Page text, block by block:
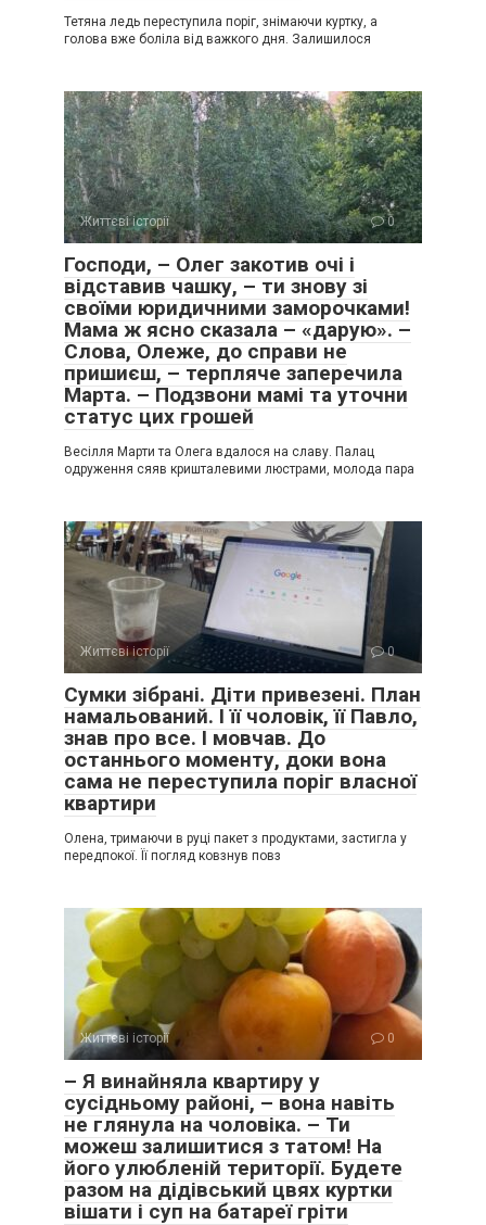
Тетяна ледь переступила поріг, знімаючи куртку, а
голова вже боліла від важкого дня. Залишилося
Життєві історії 0
Господи, – Олег закотив очі і
відставив чашку, – ти знову зі
своїми юридичними заморочками!
Мама ж ясно сказала – «дарую». –
Слова, Олеже, до справи не
пришиєш, – терпляче заперечила
Марта. – Подзвони мамі та уточни
статус цих грошей
Весілля Марти та Олега вдалося на славу. Палац
одруження сяяв кришталевими люстрами, молода пара
Життєві історії 0
Сумки зібрані. Діти привезені. План
намальований. І її чоловік, її Павло,
знав про все. І мовчав. До
останнього моменту, доки вона
сама не переступила поріг власної
квартири
Олена, тримаючи в руці пакет з продуктами, застигла у
передпокої. Її погляд ковзнув повз
Життєві історії 0
– Я винайняла квартиру у
сусідньому районі, – вона навіть
не глянула на чоловіка. – Ти
можеш залишитися з татом! На
його улюбленій території. Будете
разом на дідівський цвях куртки
вішати і суп на батареї гріти